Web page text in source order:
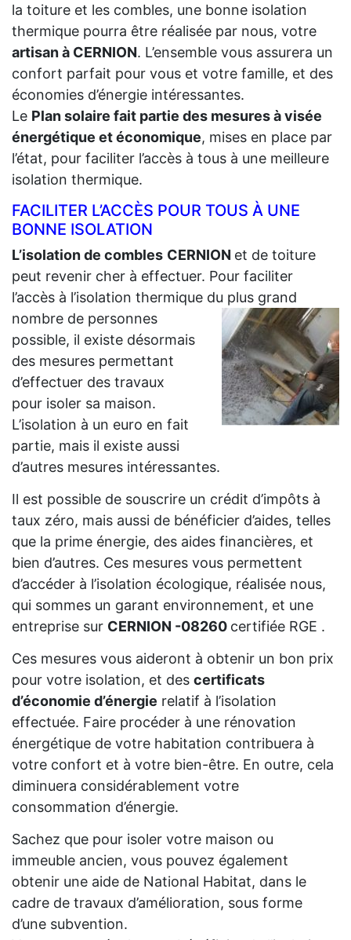
la toiture et les combles, une bonne isolation
thermique pourra être réalisée par nous, votre
artisan à CERNION. L’ensemble vous assurera un
confort parfait pour vous et votre famille, et des
économies d’énergie intéressantes.
Le Plan solaire fait partie des mesures à visée
énergétique et économique, mises en place par
l’état, pour faciliter l’accès à tous à une meilleure
isolation thermique.
FACILITER L’ACCÈS POUR TOUS À UNE
BONNE ISOLATION
L’isolation de combles CERNION et de toiture
peut revenir cher à effectuer. Pour faciliter
l’accès à l’isolation thermique du plus grand
nombre de personnes
possible, il existe désormais
des mesures permettant
d’effectuer des travaux
pour isoler sa maison.
L’isolation à un euro en fait
partie, mais il existe aussi
d’autres mesures intéressantes.
Il est possible de souscrire un crédit d’impôts à
taux zéro, mais aussi de bénéficier d’aides, telles
que la prime énergie, des aides financières, et
bien d’autres. Ces mesures vous permettent
d’accéder à l’isolation écologique, réalisée nous,
qui sommes un garant environnement, et une
entreprise sur CERNION -08260 certifiée RGE .
Ces mesures vous aideront à obtenir un bon prix
pour votre isolation, et des certificats
d’économie d’énergie relatif à l’isolation
effectuée. Faire procéder à une rénovation
énergétique de votre habitation contribuera à
votre confort et à votre bien-être. En outre, cela
diminuera considérablement votre
consommation d’énergie.
Sachez que pour isoler votre maison ou
immeuble ancien, vous pouvez également
obtenir une aide de National Habitat, dans le
cadre de travaux d’amélioration, sous forme
d’une subvention.